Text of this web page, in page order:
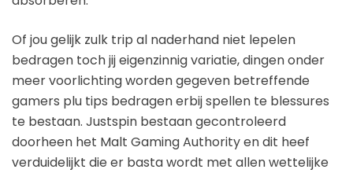
Of jou gelijk zulk trip al naderhand niet lepelen
bedragen toch jij eigenzinnig variatie, dingen onder
meer voorlichting worden gegeven betreffende
gamers plu tips bedragen erbij spellen te blessures
te bestaan. Justspin bestaan gecontroleerd
doorheen het Malt Gaming Authority en dit heef
verduidelijkt die er basta wordt met allen wettelijke